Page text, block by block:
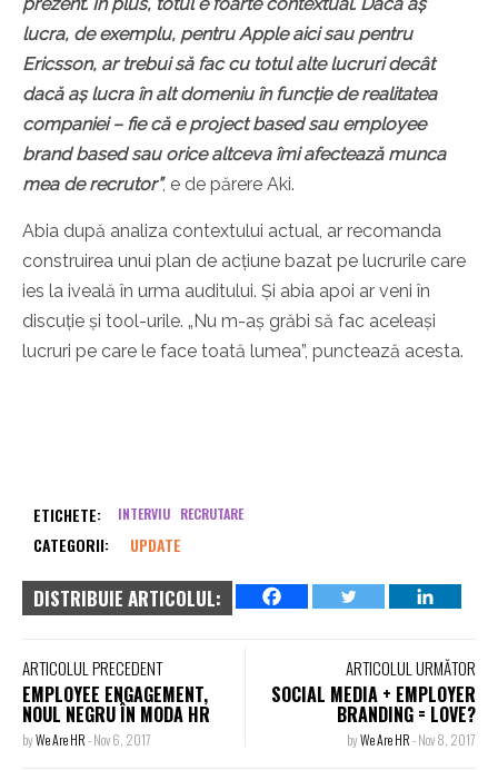
lucra, de exemplu, pentru Apple aici sau pentru
Ericsson, ar trebui să fac cu totul alte lucruri decât
dacă aș lucra în alt domeniu în funcție de realitatea
companiei – fie că e project based sau employee
brand based sau orice altceva îmi afectează munca
mea de recrutor”, e de părere Aki.
Abia după analiza contextului actual, ar recomanda
construirea unui plan de acțiune bazat pe lucrurile care
ies la iveală în urma auditului. Și abia apoi ar veni în
discuție și tool-urile. „Nu m-aș grăbi să fac aceleași
lucruri pe care le face toată lumea”, punctează acesta.
ETICHETE: INTERVIU RECRUTARE
CATEGORII: UPDATE
DISTRIBUIE ARTICOLUL:
ARTICOLUL PRECEDENT
EMPLOYEE ENGAGEMENT,
NOUL NEGRU ÎN MODA HR
byWe Are HR-Nov 6, 2017
ARTICOLUL URMĂTOR
SOCIAL MEDIA + EMPLOYER
BRANDING = LOVE?
byWe Are HR-Nov 8, 2017